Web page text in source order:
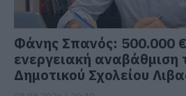
Φάνης Σπανός: 500.000
ενεργειακή αναβάθμιση
Δημοτικού Σχολείου